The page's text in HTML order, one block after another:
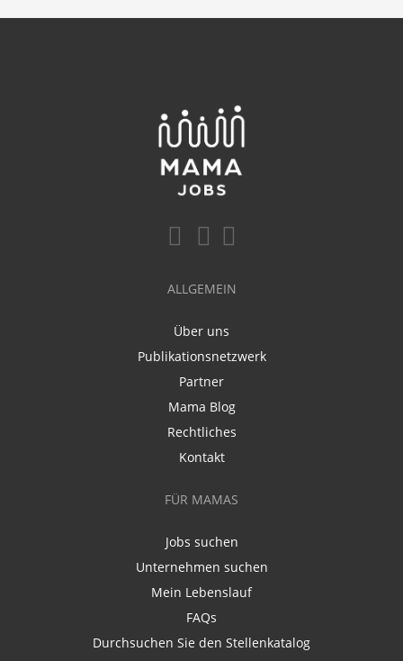
ALLGEMEIN
Über uns
Publikationsnetzwerk
Partner
Mama Blog
Rechtliches
Kontakt
FÜR MAMAS
Jobs suchen
Unternehmen suchen
Mein Lebenslauf
FAQs
Durchsuchen Sie den Stellenkatalog